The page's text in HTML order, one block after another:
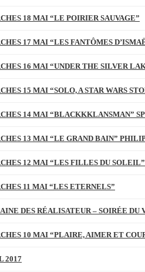
18 MAI “LE POIRIER SAUVAGE”
17 MAI “LES FANTÔMES
16 MAI “UNDER THE SILVER
15 MAI “SOLO, A STAR WARS
14 MAI “BLACKKKLANSMAN”
13 MAI “LE GRAND BAIN”
12 MAI “LES FILLES DU SOLEIL”
11 MAI “LES ETERNELS”
DES RÉALISATEUR – SOIRÉE DU
10 MAI “PLAIRE, AIMER ET
2017